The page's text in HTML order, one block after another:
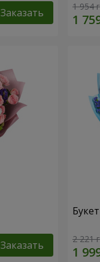
Заказать 1 954
Заказать 2 221